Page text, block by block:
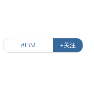
#IBM +关注